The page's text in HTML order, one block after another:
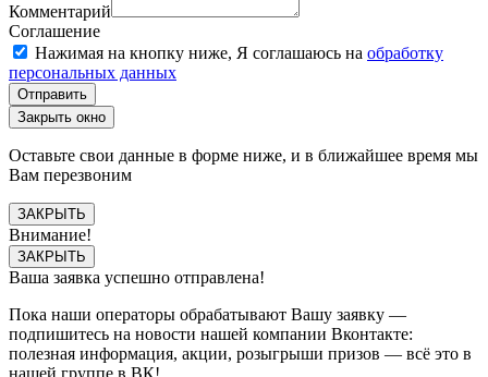
Комментарий
Соглашение
Нажимая на кнопку ниже, Я соглашаюсь на обработку
персональных данных
Отправить
Закрыть окно
Оставьте свои данные в форме ниже, и в ближайшее время мы
Вам перезвоним
ЗАКРЫТЬ
Внимание!
ЗАКРЫТЬ
Ваша заявка успешно отправлена!
Пока наши операторы обрабатывают Вашу заявку —
подпишитесь на новости нашей компании Вконтакте:
полезная информация, акции, розыгрыши призов — всё это в
нашей группе в ВК!